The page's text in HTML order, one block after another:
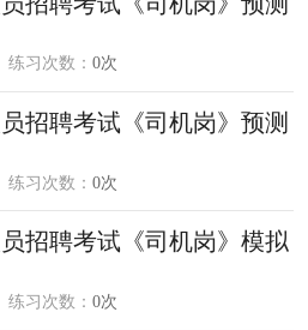
练习次数： 0次
招聘考试《司机岗》预测
练习次数： 0次
招聘考试《司机岗》模拟
练习次数： 0次